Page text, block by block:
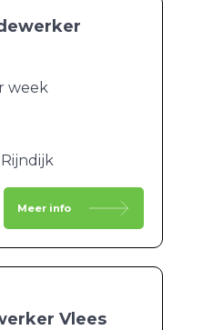
week
Meer info
Vlees